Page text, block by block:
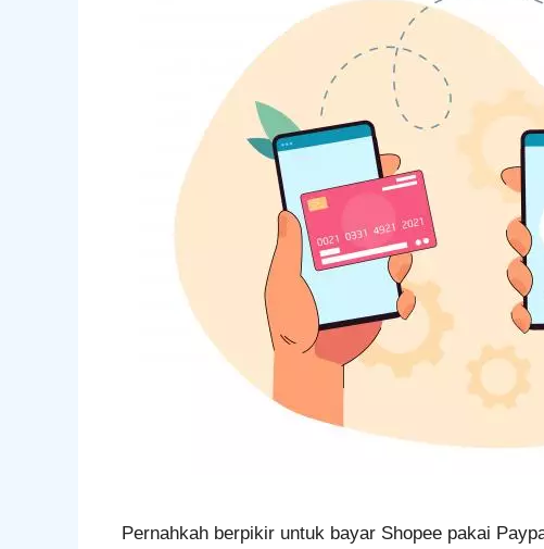
Pernahkah berpikir untuk bayar Shopee pakai